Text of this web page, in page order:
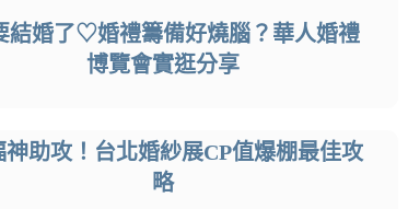
結婚了♡婚禮籌備好燒腦？華人婚禮
博覽會實逛分享
神助攻！台北婚紗展CP值爆棚最佳攻
略